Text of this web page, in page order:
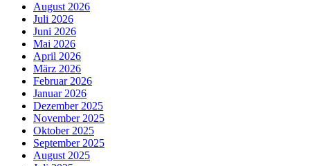
August 2026
Juli 2026
Juni 2026
Mai 2026
April 2026
März 2026
Februar 2026
Januar 2026
Dezember 2025
November 2025
Oktober 2025
September 2025
August 2025